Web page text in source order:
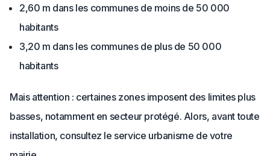
2,60 m dans les communes de moins de 50 000
habitants
3,20 m dans les communes de plus de 50 000
habitants
Mais attention : certaines zones imposent des limites plus
basses, notamment en secteur protégé. Alors, avant toute
installation, consultez le service urbanisme de votre